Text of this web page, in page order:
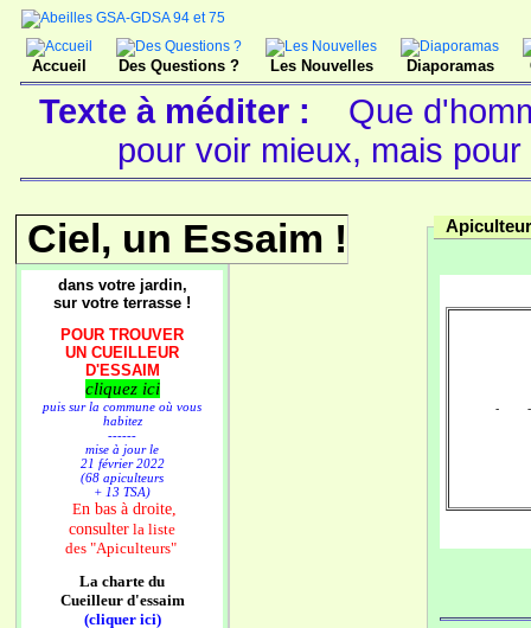
Accueil Des Questions ? Les Nouvelles Diaporamas
Texte à méditer :
Que
pour voir mieux, mais
Ciel, un Essaim !
dans votre jardin,
sur votre terrasse !
POUR TROUVER
UN CUEILLEUR
D'ESSAIM
cliquez ici
puis sur la commune où vous
habitez
------
mise à jour le
21 février 2022
(68 apiculteurs
+ 13 TSA)
En bas à droite,
consulter la liste
des "Apiculteurs"
La charte du
Cueilleur d'essaim
(cliquer ici)
-